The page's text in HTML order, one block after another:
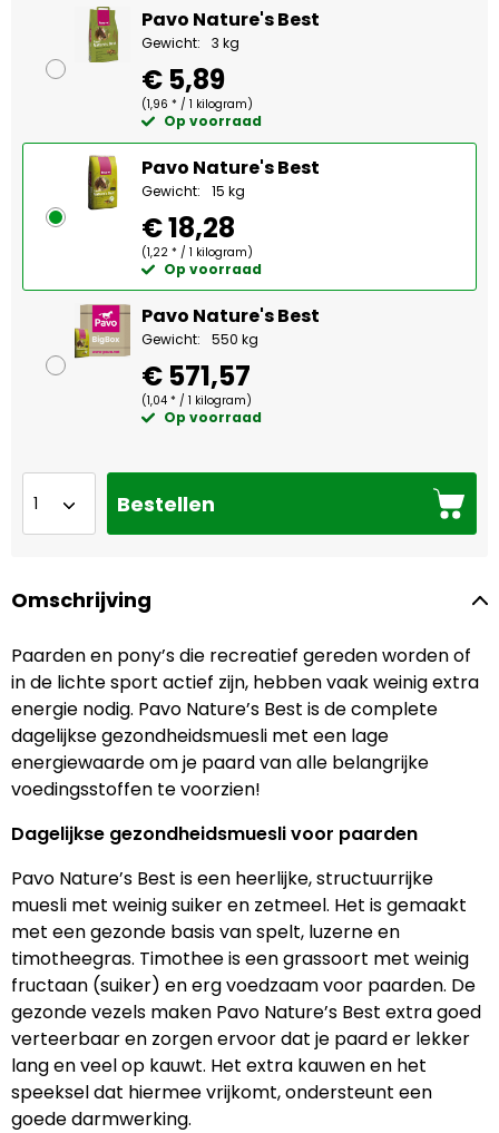
Pavo Nature's Best
Gewicht: 3 kg
€ 5,89
(1,96 * / 1 kilogram)
Op voorraad
Pavo Nature's Best
Gewicht: 15 kg
€ 18,28
(1,22 * / 1 kilogram)
Op voorraad
Pavo Nature's Best
Gewicht: 550 kg
€ 571,57
(1,04 * / 1 kilogram)
Op voorraad
Bestellen
Omschrijving
Paarden en pony’s die recreatief gereden worden of
in de lichte sport actief zijn, hebben vaak weinig extra
energie nodig. Pavo Nature’s Best is de complete
dagelijkse gezondheidsmuesli met een lage
energiewaarde om je paard van alle belangrijke
voedingsstoffen te voorzien!
Dagelijkse gezondheidsmuesli voor paarden
Pavo Nature’s Best is een heerlijke, structuurrijke
muesli met weinig suiker en zetmeel. Het is gemaakt
met een gezonde basis van spelt, luzerne en
timotheegras. Timothee is een grassoort met weinig
fructaan (suiker) en erg voedzaam voor paarden. De
gezonde vezels maken Pavo Nature’s Best extra goed
verteerbaar en zorgen ervoor dat je paard er lekker
lang en veel op kauwt. Het extra kauwen en het
speeksel dat hiermee vrijkomt, ondersteunt een
goede darmwerking.